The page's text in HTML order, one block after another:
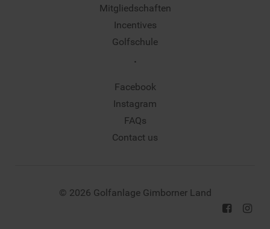
Mitgliedschaften
Incentives
Golfschule
.
Facebook
Instagram
FAQs
Contact us
© 2026 Golfanlage Gimborner Land